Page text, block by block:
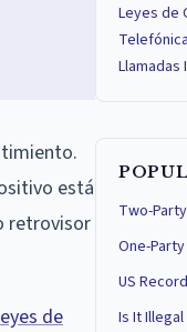
está
retrovisor
de
Leyes de
Llamadas
Two-
One-
US
Is It